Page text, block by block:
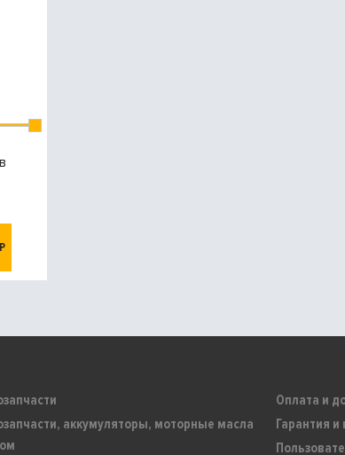
аккумуляторы, моторные масла
Оплата и
Гарантия и